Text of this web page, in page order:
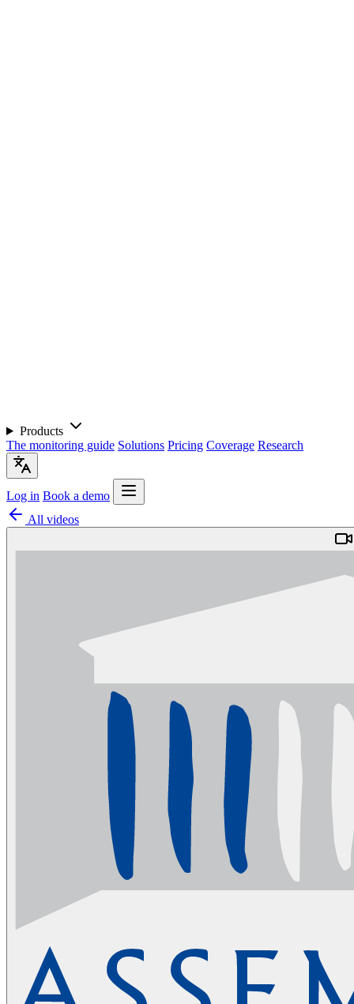
Products
The monitoring guide Solutions Pricing Coverage Research
Log in Book a demo
All videos